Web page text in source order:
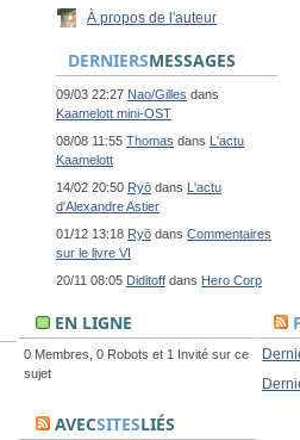
À propos de l'auteur
DERNIERSMESSAGES
09/03 22:27 Nao/Gilles dans
Kaamelott mini-OST
08/08 11:55 Thomas dans L'actu
Kaamelott
14/02 20:50 Ryō dans L'actu
d'Alexandre Astier
01/12 13:18 Ryō dans Commentaires
sur le livre VI
20/11 08:05 Diditoff dans Hero Corp
EN LIGNE
0 Membres, 0 Robots et 1 Invité sur ce
sujet
AVECSITESLIÉS